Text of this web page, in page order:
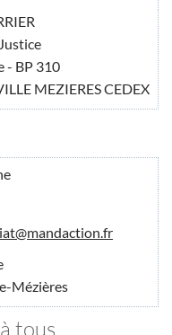
- BP 310
MEZIERES CEDEX
Mézières
tous